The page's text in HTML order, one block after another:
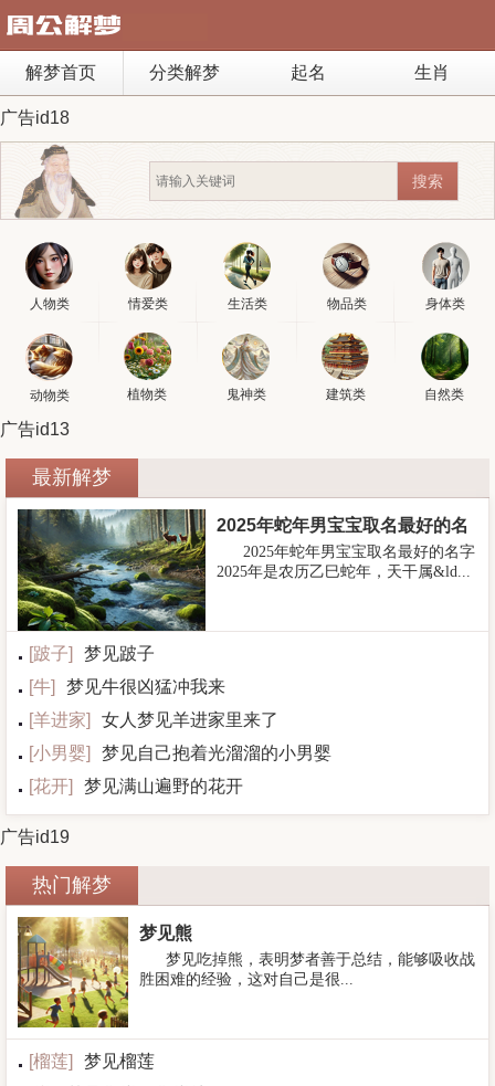
解梦首页 分类解梦 起名 生肖
广告id18
人物类 情爱类 生活类 物品类 身体类
动物类 植物类 鬼神类 建筑类 自然类
广告id13
最新解梦
2025年蛇年男宝宝取名最好的名
2025年蛇年男宝宝取名最好的名字
2025年是农历乙巳蛇年，天干属&ld...
[跛子]
梦见跛子
[牛]
梦见牛很凶猛冲我来
[羊进家]
女人梦见羊进家里来了
[小男婴]
梦见自己抱着光溜溜的小男婴
[花开] 梦见满山遍野的花开
广告id19
热门解梦
梦见熊
梦见吃掉熊，表明梦者善于总结，能够吸收战
胜困难的经验，这对自己是很...
[榴莲]
梦见榴莲